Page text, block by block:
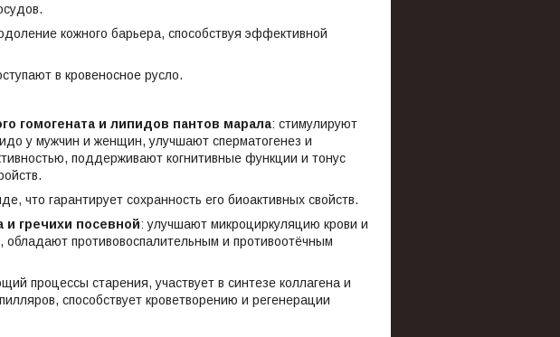
кожного барьера, способствуя эффективной
в кровеносное русло.
гомогената и липидов пантов марала: стимулируют
у мужчин и женщин, улучшают сперматогенез и
поддерживают когнитивные функции и тонус
что гарантирует сохранность его биоактивных свойств.
и гречихи посевной: улучшают микроциркуляцию крови и
противовоспалительным и противоотёчным
процессы старения, участвует в синтезе коллагена и
способствует кроветворению и регенерации